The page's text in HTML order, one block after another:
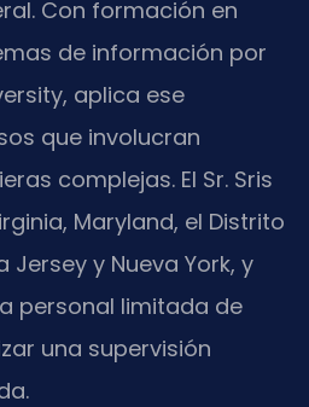
Con formación en
de información por
aplica ese
que involucran
complejas. El Sr. Sris
Maryland, el Distrito
Jersey y Nueva York, y
personal limitada de
una supervisión